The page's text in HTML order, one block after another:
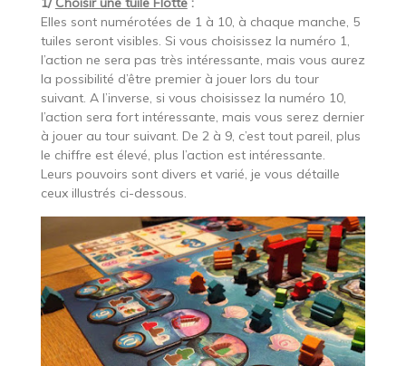
Elles sont numérotées de 1 à 10, à chaque manche, 5
tuiles seront visibles. Si vous choisissez la numéro 1,
l’action ne sera pas très intéressante, mais vous aurez
la possibilité d’être premier à jouer lors du tour
suivant. A l’inverse, si vous choisissez la numéro 10,
l’action sera fort intéressante, mais vous serez dernier
à jouer au tour suivant. De 2 à 9, c’est tout pareil, plus
le chiffre est élevé, plus l’action est intéressante.
Leurs pouvoirs sont divers et varié, je vous détaille
ceux illustrés ci-dessous.